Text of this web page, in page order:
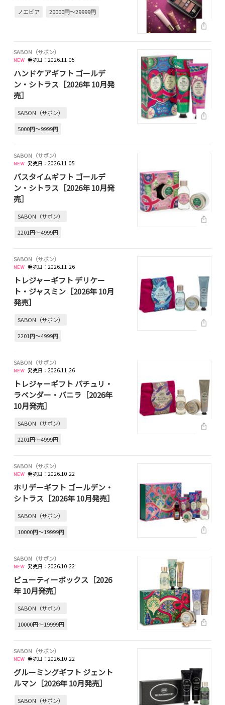
ノエビア 20000円～29999円
SABON（サボン）
発売日：2026.11.05
ハンドケアギフト ゴールデ
ン・シトラス［2026年 10月発
売］
SABON（サボン）
5000円～9999円
SABON（サボン）
発売日：2026.11.05
バスタイムギフト ゴールデ
ン・シトラス［2026年 10月発
売］
SABON（サボン）
2201円～4999円
SABON（サボン）
発売日：2026.11.26
トレジャーギフト デリケー
ト・ジャスミン［2026年 10月
発売］
SABON（サボン）
2201円～4999円
SABON（サボン）
発売日：2026.11.26
トレジャーギフト パチュリ・
ラベンダー・バニラ［2026年
10月発売］
SABON（サボン）
2201円～4999円
SABON（サボン）
発売日：2026.10.22
ホリデーギフト ゴールデン・
シトラス［2026年 10月発売］
SABON（サボン）
10000円～19999円
SABON（サボン）
発売日：2026.10.22
ビューティーボックス［2026
年 10月発売］
SABON（サボン）
10000円～19999円
SABON（サボン）
発売日：2026.10.22
グルーミングギフト ジェント
ルマン［2026年 10月発売］
SABON（サボン）